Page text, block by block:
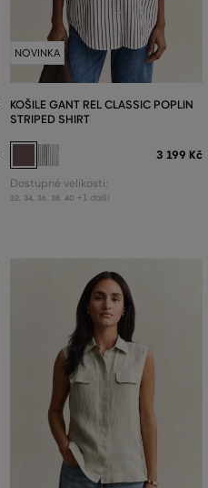
NOVINKA
KOŠILE GANT REL CLASSIC POPLIN
STRIPED SHIRT
3 199 Kč
Dostupné velikosti:
32 34 36 38 40 +1 další